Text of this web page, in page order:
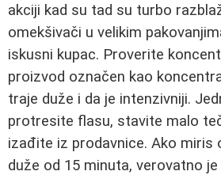
akciji kad su tad su turbo
omekšivači u velikim
iskusni kupac. Proverite
proizvod označen kao
traje duže i da je intenzivniji.
protresite flasu, stavite malo
izađite iz prodavnice. Ako miris
duže od 15 minuta, verovatno